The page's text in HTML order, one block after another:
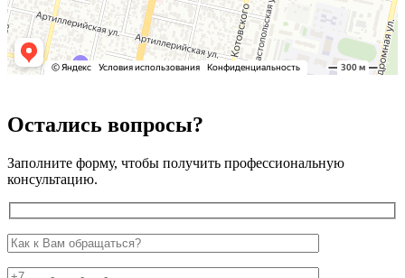
Остались вопросы?
Заполните форму, чтобы получить профессиональную
консультацию.